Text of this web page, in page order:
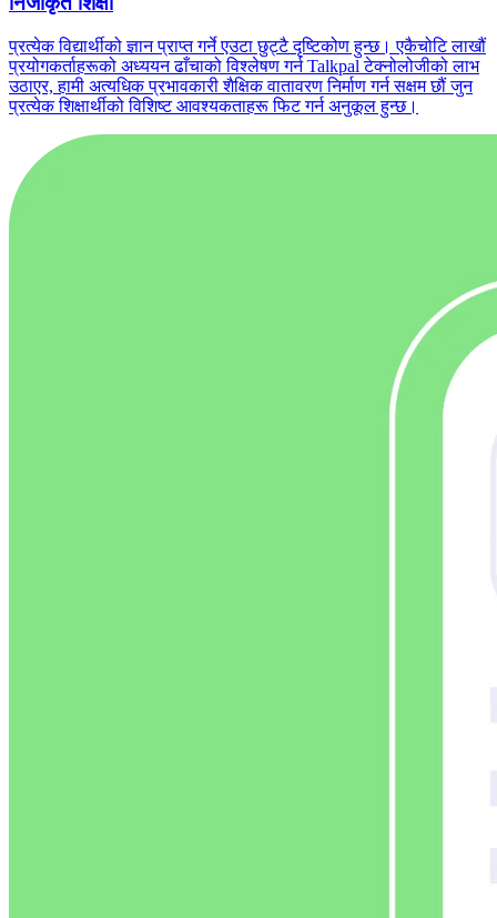
प्रत्येक विद्यार्थीको ज्ञान प्राप्त गर्ने एउटा छुट्टै दृष्टिकोण हुन्छ। एकैचोटि लाखौं
प्रयोगकर्ताहरूको अध्ययन ढाँचाको विश्लेषण गर्न Talkpal टेक्नोलोजीको लाभ
उठाएर, हामी अत्यधिक प्रभावकारी शैक्षिक वातावरण निर्माण गर्न सक्षम छौं जुन
प्रत्येक शिक्षार्थीको विशिष्ट आवश्यकताहरू फिट गर्न अनुकूल हुन्छ।